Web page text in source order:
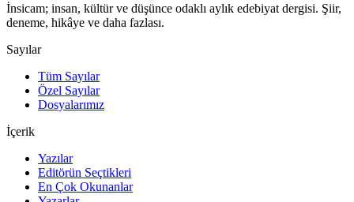
İnsicam; insan, kültür ve düşünce odaklı aylık edebiyat dergisi. Şiir,
deneme, hikâye ve daha fazlası.
Sayılar
Tüm Sayılar
Özel Sayılar
Dosyalarımız
İçerik
Yazılar
Editörün Seçtikleri
En Çok Okunanlar